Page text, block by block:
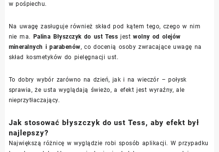
w pośpiechu.
Na uwagę zasługuje również skład pod kątem tego, czego w nim
nie ma.
Palina Błyszczyk do ust Tess jestwolny od olejów
mineralnych i parabenów, co docenią osoby zwracające uwagę na
skład kosmetyków do pielęgnacji ust.
To dobry wybór zarówno na dzień, jak i na wieczór – połysk
sprawia, że usta wyglądają świeżo, a efekt jest wyraźny, ale
nieprzytłaczający.
Jak stosować błyszczyk do ust Tess, aby efekt był
najlepszy?
Największą różnicę w wyglądzie robi sposób aplikacji. W przypadku